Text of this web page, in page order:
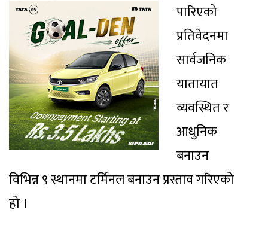
पारिएको
प्रतिवेदनमा
सार्वजनिक
यातायात
व्यवस्थित र
आधुनिक
बनाउन
विभिन्न ९ स्थानमा टर्मिनल बनाउन प्रस्ताव गरिएको
हो ।